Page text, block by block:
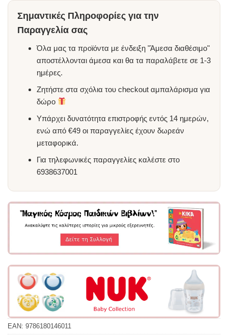
Σημαντικές Πληροφορίες για την
Παραγγελία σας
Όλα μας τα προϊόντα με ένδειξη "Άμεσα διαθέσιμο"
αποστέλλονται άμεσα και θα τα παραλάβετε σε 1-3
ημέρες.
Ζητήστε στα σχόλια του checkout αμπαλάρισμα για
δώρο
Υπάρχει δυνατότητα επιστροφής εντός 14 ημερών,
ενώ από €49 οι παραγγελίες έχουν δωρεάν
μεταφορικά.
Για τηλεφωνικές παραγγελίες καλέστε στο
6938637001
EAN: 9786180146011